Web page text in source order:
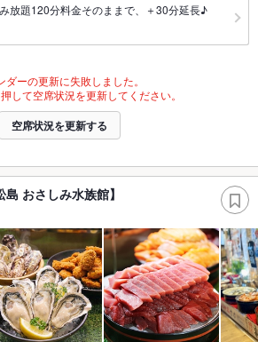
放題120分料金そのままで、＋30分延長♪
ダーの更新に失敗しました。
して空席状況を更新してください。
空席状況を更新する
おさしみ水族館】